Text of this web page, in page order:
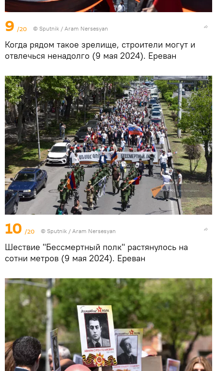
9 /20 © Sputnik / Aram Nersesyan
Когда рядом такое зрелище, строители могут и
отвлечься ненадолго (9 мая 2024). Еревaн
10 /20 © Sputnik / Aram Nersesyan
Шествие "Бессмертный полк" растянулось на
сотни метров (9 мая 2024). Еревaн